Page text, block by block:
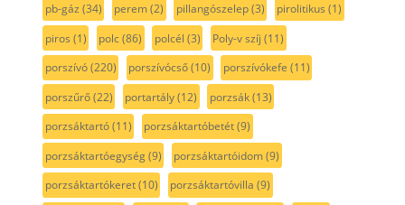
pb-gáz (34) perem(2) pillangószelep(3) pirolitikus (1)
piros (1) polc(86) polcél (3) Poly-v szíj (11)
porszívó(220) porszívócső(10) porszívókefe (11)
porszűrő(22) portartály(12) porzsák(13)
porzsáktartó(11) porzsáktartóbetét(9)
porzsáktartóegység(9) porzsáktartóidom(9)
porzsáktartókeret(10) porzsáktartóvilla (9)